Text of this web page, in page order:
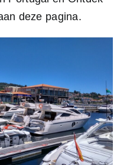
deze pagina.